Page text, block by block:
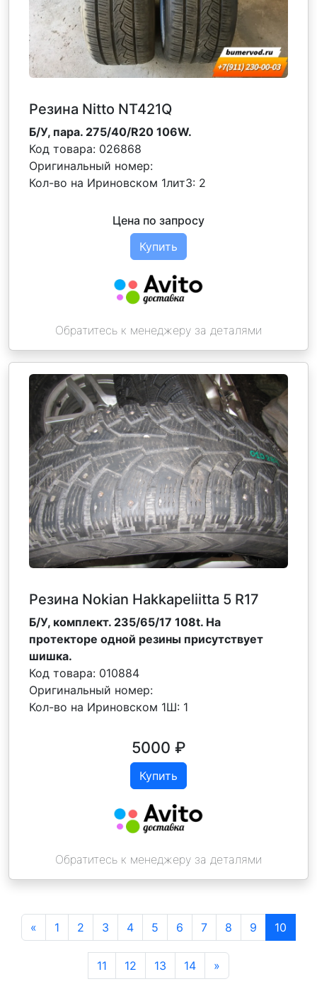
Резина Nitto NT421Q
Б/У, пара. 275/40/R20 106W.
Код товара: 026868
Оригинальный номер:
Кол-во на Ириновском 1лит3: 2
Цена по запросу
Купить
Обратитесь к менеджеру за деталями
Резина Nokian Hakkapeliitta 5 R17
Б/У, комплект. 235/65/17 108t. На
протекторе одной резины присутствует
шишка.
Код товара: 010884
Оригинальный номер:
Кол-во на Ириновском 1Ш: 1
5000 ₽
Купить
Обратитесь к менеджеру за деталями
« 1 2 3 4 5 6 7 8 9 10
11 12 13 14 »